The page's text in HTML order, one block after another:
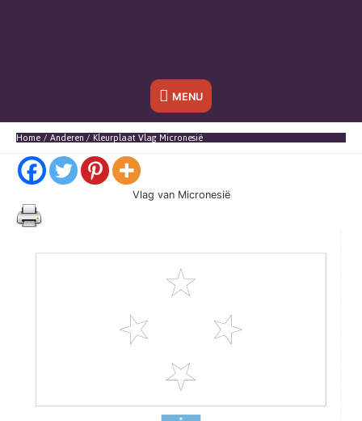
Onder
header
MENU
Home Anderen Kleurplaat Vlag Micronesië
Vlag van Micronesië